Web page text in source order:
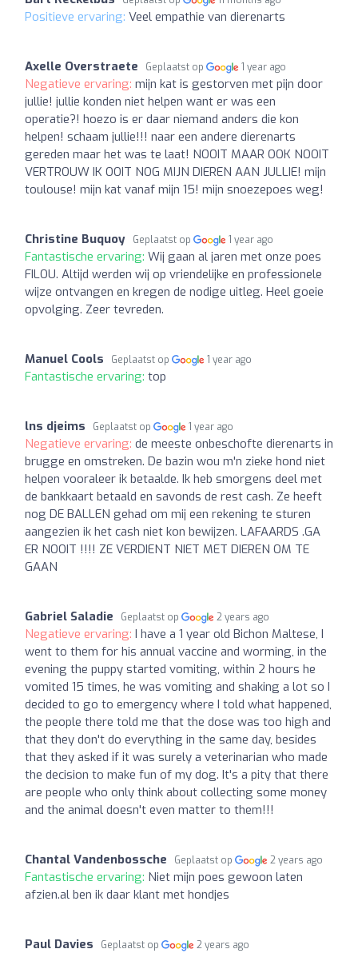
Positieve ervaring: Veel empathie van dierenarts
Axelle Overstraete Geplaatst op 1 year ago
Negatieve ervaring: mijn kat is gestorven met pijn door
jullie! jullie konden niet helpen want er was een
operatie?! hoezo is er daar niemand anders die kon
helpen! schaam jullie!!! naar een andere dierenarts
gereden maar het was te laat! NOOIT MAAR OOK NOOIT
VERTROUW IK OOIT NOG MIJN DIEREN AAN JULLIE! mijn
toulouse! mijn kat vanaf mijn 15! mijn snoezepoes weg!
Christine Buquoy Geplaatst op 1 year ago
Fantastische ervaring: Wij gaan al jaren met onze poes
FILOU. Altijd werden wij op vriendelijke en professionele
wijze ontvangen en kregen de nodige uitleg. Heel goeie
opvolging. Zeer tevreden.
Manuel Cools Geplaatst op 1 year ago
Fantastische ervaring: top
lns djeims Geplaatst op 1 year ago
Negatieve ervaring: de meeste onbeschofte dierenarts in
brugge en omstreken. De bazin wou m'n zieke hond niet
helpen vooraleer ik betaalde. Ik heb smorgens deel met
de bankkaart betaald en savonds de rest cash. Ze heeft
nog DE BALLEN gehad om mij een rekening te sturen
aangezien ik het cash niet kon bewijzen. LAFAARDS .GA
ER NOOIT !!!! ZE VERDIENT NIET MET DIEREN OM TE
GAAN
Gabriel Saladie Geplaatst op 2 years ago
Negatieve ervaring: I have a 1 year old Bichon Maltese, I
went to them for his annual vaccine and worming, in the
evening the puppy started vomiting, within 2 hours he
vomited 15 times, he was vomiting and shaking a lot so I
decided to go to emergency where I told what happened,
the people there told me that the dose was too high and
that they don't do everything in the same day, besides
that they asked if it was surely a veterinarian who made
the decision to make fun of my dog. It's a pity that there
are people who only think about collecting some money
and the animal doesn't even matter to them!!!
Chantal Vandenbossche Geplaatst op 2 years ago
Fantastische ervaring: Niet mijn poes gewoon laten
afzien.al ben ik daar klant met hondjes
Paul Davies Geplaatst op 2 years ago